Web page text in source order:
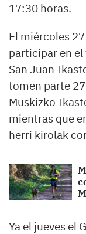
17:30 horas.
El miércoles
participar en
San Juan
tomen parte
Muskizko
mientras que
herri kirolak
Ya el jueves el